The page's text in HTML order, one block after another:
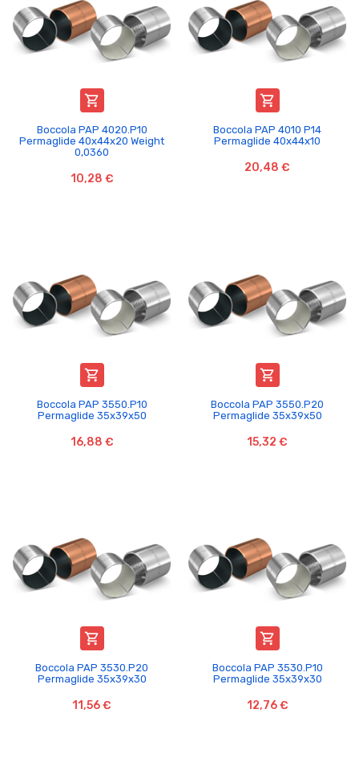

Boccola PAP 4020.P10
Permaglide 40x44x20 Weight
0,0360
10,28 €

Boccola PAP 4010 P14
Permaglide 40x44x10
20,48 €

Boccola PAP 3550.P10
Permaglide 35x39x50
16,88 €

Boccola PAP 3550.P20
Permaglide 35x39x50
15,32 €

Boccola PAP 3530.P20
Permaglide 35x39x30
11,56 €

Boccola PAP 3530.P10
Permaglide 35x39x30
12,76 €